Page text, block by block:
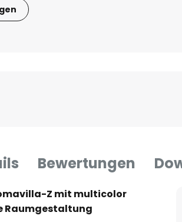
Bewertungen
Z mit multicolor
Raumgestaltung